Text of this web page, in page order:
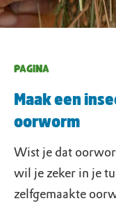
PAGINA
Maak een
oorworm
Wist je dat
wil je zeker in je
zelfgemaakte